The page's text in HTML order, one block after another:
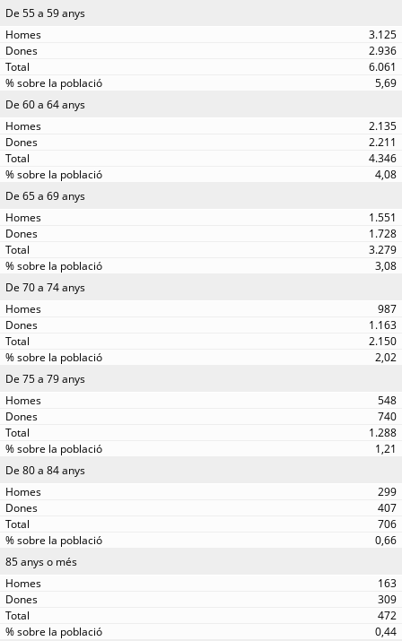
De 55 a 59 anys
3.125
2.936
6.061
5,69
De 60 a 64 anys
2.135
2.211
4.346
4,08
De 65 a 69 anys
1.551
1.728
3.279
3,08
De 70 a 74 anys
987
1.163
2.150
2,02
De 75 a 79 anys
548
740
1.288
1,21
De 80 a 84 anys
299
407
706
0,66
85 anys o més
163
309
472
0,44